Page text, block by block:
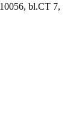
bl.CT 7,